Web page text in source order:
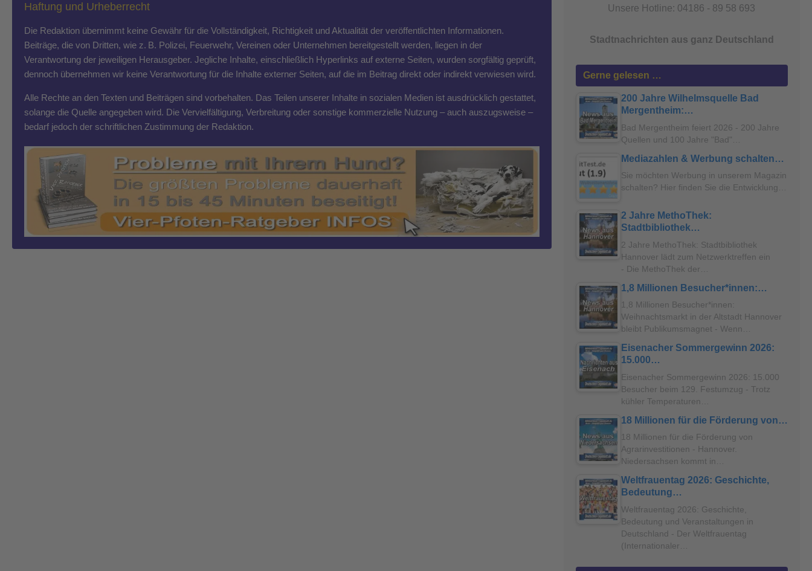
Haftung und Urheberrecht
Die Redaktion übernimmt keine Gewähr für die Vollständigkeit, Richtigkeit und Aktualität der veröffentlichten Informationen.
Beiträge, die von Dritten, wie z. B. Polizei, Feuerwehr, Vereinen oder Unternehmen bereitgestellt werden, liegen in der
Verantwortung der jeweiligen Herausgeber. Jegliche Inhalte, einschließlich Hyperlinks auf externe Seiten, wurden sorgfältig geprüft,
dennoch übernehmen wir keine Verantwortung für die Inhalte externer Seiten, auf die im Beitrag direkt oder indirekt verwiesen wird.
Alle Rechte an den Texten und Beiträgen sind vorbehalten. Das Teilen unserer Inhalte in sozialen Medien ist ausdrücklich gestattet,
solange die Quelle angegeben wird. Die Vervielfältigung, Verbreitung oder sonstige kommerzielle Nutzung – auch auszugsweise –
bedarf jedoch der schriftlichen Zustimmung der Redaktion.
Unsere Hotline: 04186 - 89 58 693
Stadtnachrichten aus ganz Deutschland
Gerne gelesen …
200 Jahre Wilhelmsquelle Bad
Mergentheim:…
Bad Mergentheim feiert 2026 - 200 Jahre
Quellen und 100 Jahre "Bad"…
Mediazahlen & Werbung schalten…
Sie möchten Werbung in unserem Magazin
schalten? Hier finden Sie die Entwicklung…
2 Jahre MethoThek:
Stadtbibliothek…
2 Jahre MethoThek: Stadtbibliothek
Hannover lädt zum Netzwerktreffen ein
- Die MethoThek der…
1,8 Millionen Besucher*innen:…
1,8 Millionen Besucher*innen:
Weihnachtsmarkt in der Altstadt Hannover
bleibt Publikumsmagnet - Wenn…
Eisenacher Sommergewinn 2026:
15.000…
Eisenacher Sommergewinn 2026: 15.000
Besucher beim 129. Festumzug - Trotz
kühler Temperaturen…
18 Millionen für die Förderung von…
18 Millionen für die Förderung von
Agrarinvestitionen - Hannover.
Niedersachsen kommt in…
Weltfrauentag 2026: Geschichte,
Bedeutung…
Weltfrauentag 2026: Geschichte,
Bedeutung und Veranstaltungen in
Deutschland - Der Weltfrauentag
(Internationaler…